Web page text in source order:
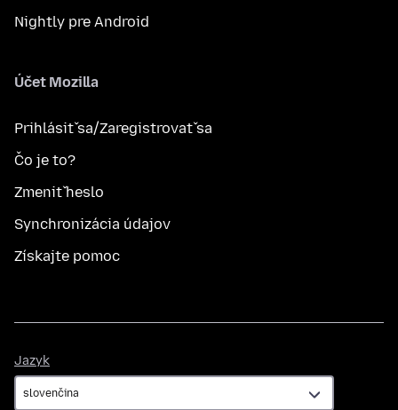
Nightly pre Android
Účet Mozilla
Prihlásiť sa/Zaregistrovať sa
Čo je to?
Zmeniť heslo
Synchronizácia údajov
Získajte pomoc
Jazyk